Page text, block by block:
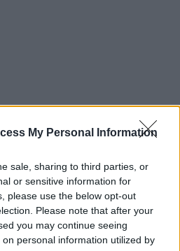
My Personal Information
sale, sharing to third parties, or
or sensitive information for
please use the below opt-out
Please note that after your
you may continue seeing
personal information utilized by